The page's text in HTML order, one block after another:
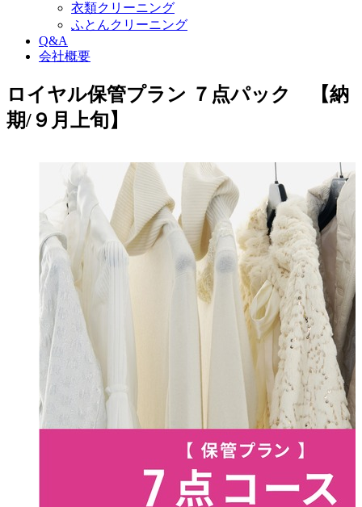
衣類クリーニング
ふとんクリーニング
Q&A
会社概要
ロイヤル保管プラン ７点パック 【納
期/９月上旬】